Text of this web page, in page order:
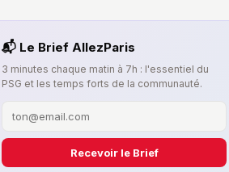
📬 Le Brief AllezParis
3 minutes chaque matin à 7h : l'essentiel du
PSG et les temps forts de la communauté.
Recevoir le Brief